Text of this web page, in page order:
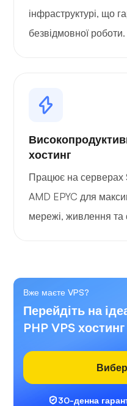
інфраструктурі, що
безвідмовної роботи.
хостинг
Працює на серверах
AMD EPYC для
мережі, живлення та
Вже маєте VPS?
Перейдіть на
PHP VPS
30-денна